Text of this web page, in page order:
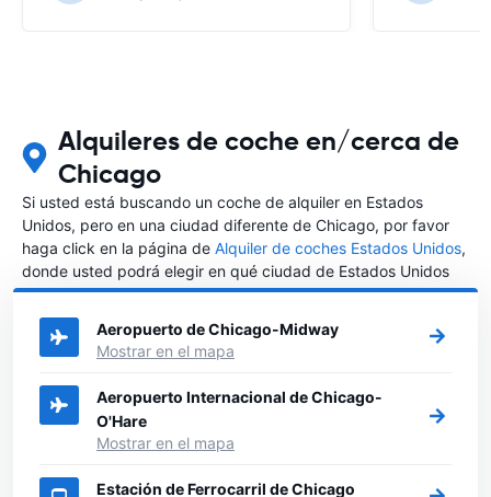
Alquileres de coche en/cerca de
Chicago
Si usted está buscando un coche de alquiler en Estados
Unidos, pero en una ciudad diferente de Chicago, por favor
haga click en la página de Alquiler de coches Estados Unidos,
donde usted podrá elegir en qué ciudad de Estados Unidos
desea alquilar un coche.
Aeropuerto de Chicago-Midway
Mostrar en el mapa
Aeropuerto Internacional de Chicago-
O'Hare
Mostrar en el mapa
Estación de Ferrocarril de Chicago